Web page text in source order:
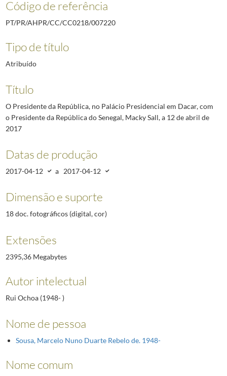
Código de referência
PT/PR/AHPR/CC/CC0218/007220
Tipo de título
Atribuído
Título
O Presidente da República, no Palácio Presidencial em Dacar, com
o Presidente da República do Senegal, Macky Sall, a 12 de abril de
2017
Datas de produção
2017-04-12 a 2017-04-12
Dimensão e suporte
18 doc. fotográficos (digital, cor)
Extensões
2395,36 Megabytes
Autor intelectual
Rui Ochoa (1948- )
Nome de pessoa
Sousa, Marcelo Nuno Duarte Rebelo de. 1948-
Nome comum